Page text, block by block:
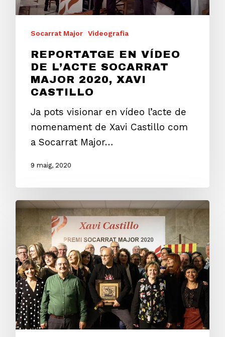
Socarrat Major Videografia
REPORTATGE EN VÍDEO
DE L’ACTE SOCARRAT
MAJOR 2020, XAVI
CASTILLO
Ja pots visionar en vídeo l’acte de
nomenament de Xavi Castillo com
a Socarrat Major…
9 maig, 2020